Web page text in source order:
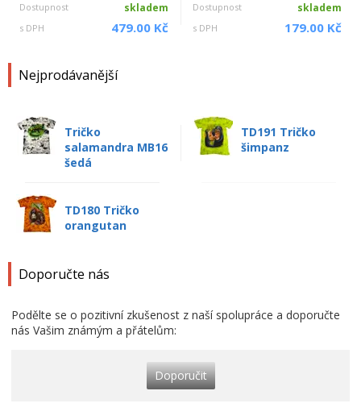
Dostupnost skladem
s DPH 479.00 Kč
Dostupnost skladem
s DPH 179.00 Kč
Nejprodávanější
Tričko
salamandra MB16
šedá
TD191 Tričko
šimpanz
TD180 Tričko
orangutan
Doporučte nás
Podělte se o pozitivní zkušenost z naší spolupráce a doporučte
nás Vašim známým a přátelům:
Doporučit